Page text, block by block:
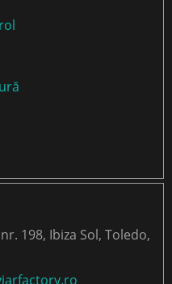
198, Ibiza Sol, Toledo,